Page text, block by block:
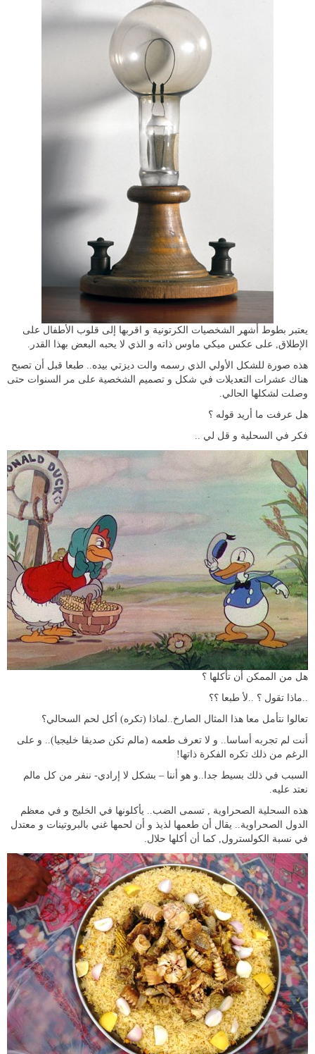
يعتبر بطوط أشهر الشخصيات الكرتونية و اقربها إلى قلوب الأطفال على
الإطلاق, على عكس ميكي ماوس ذاته و الذي لا يحبه البعض بهذا القدر.
هذه صورة للشكل الأولي الذي رسمه والت ديزتي بيده.. طبعا قبل أن تصبح
هناك عشرات التعديلات في شكل و تصميم الشخصية على مر السنوات حتى
وصلت لشكلها الحالي.
هل عرفت ما أريد قوله ؟
فكر في السحلية و قل لي ..
هل من الممكن أن تأكلها ؟
..ماذا تقول ؟ ..لأ طبعا ؟؟
تعالوا نتأمل معا هذا المثال الصارخ..لماذا (تكره) أكل لحم السحالي؟
أنت لم تجربه أساسا.. و لا تعرف طعمه (مالم تكن صديقا خليجيا).. و على
الرغم من ذلك تكره الفكرة ذاتها!
السبب في ذلك بسيط جدا..و هو أننا – بشكل لا إرادي- ننفر من كل مالم
نعتد عليه.
هذه السحلية الصحراوية , تسمى الضب.. يأكلونها في الخليج و في معظم
الدول الصحراوية.. يقال أن طعمها لذيذ و أن لحمها غني بالبروتينات و معتدل
في نسبة الكولسترول, كما أن أكلها حلال.